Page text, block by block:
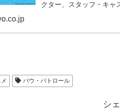
クター、スタッフ・キャ
パウ・パトロール
シ